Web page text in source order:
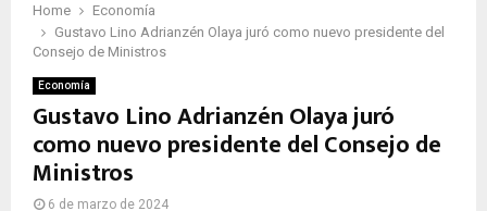
Home
Economía
Gustavo Lino Adrianzén Olaya juró como nuevo presidente del
Consejo de Ministros
Economía
Gustavo Lino Adrianzén Olaya juró
como nuevo presidente del Consejo de
Ministros
6 de marzo de 2024